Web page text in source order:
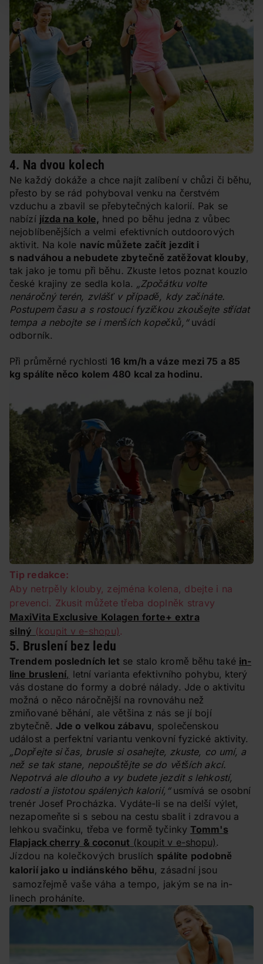
4. Na dvou kolech
Ne každý dokáže a chce najít zalíbení v chůzi či běhu,
přesto by se rád pohyboval venku na čerstvém
vzduchu a zbavil se přebytečných kalorií. Pak se
nabízí jízda na kole, hned po běhu jedna z vůbec
nejoblíbenějších a velmi efektivních outdoorových
aktivit. Na kole navíc můžete začít jezdit i
s nadváhou a nebudete zbytečně zatěžovat klouby,
tak jako je tomu při běhu. Zkuste letos poznat kouzlo
české krajiny ze sedla kola. „Zpočátku volte
nenáročný terén, zvlášť v případě, kdy začínáte.
Postupem času a s rostoucí fyzičkou zkoušejte střídat
tempa a nebojte se i menších kopečků,“uvádí
odborník.
Při průměrné rychlosti 16 km/h a váze mezi 75 a 85
kg spálíte něco kolem 480 kcal za hodinu.
Tip redakce:
Aby netrpěly klouby, zejména kolena, dbejte i na
prevenci. Zkusit můžete třeba doplněk stravy
MaxiVita Exclusive Kolagen forte+ extra
silný (koupit v e-shopu).
5. Bruslení bez ledu
Trendem posledních let se stalo kromě běhu také in-
line bruslení, letní varianta efektivního pohybu, který
vás dostane do formy a dobré nálady. Jde o aktivitu
možná o něco náročnější na rovnováhu než
zmiňované běhání, ale většina z nás se jí bojí
zbytečně. Jde o velkou zábavu, společenskou
událost a perfektní variantu venkovní fyzické aktivity.
„Dopřejte si čas, brusle si osahejte, zkuste, co umí, a
než se tak stane, nepouštějte se do větších akcí.
Nepotrvá ale dlouho a vy budete jezdit s lehkostí,
radostí a jistotou spálených kalorií,“ usmívá se osobní
trenér Josef Procházka. Vydáte-li se na delší výlet,
nezapomeňte si s sebou na cestu sbalit i zdravou a
lehkou svačinku, třeba ve formě tyčinky Tomm's
Flapjack cherry & coconut (koupit v e-shopu).
Jízdou na kolečkových bruslích spálíte podobně
kalorií jako u indiánského běhu, zásadní jsou
samozřejmě vaše váha a tempo, jakým se na in-
linech proháníte.